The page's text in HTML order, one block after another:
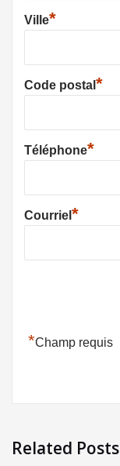
Ville*
Code postal *
Téléphone*
Courriel *
*Champ requis
Related Posts